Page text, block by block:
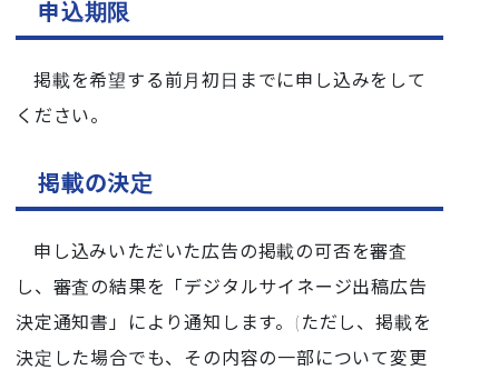
申込期限
掲載を希望する前月初日までに申し込みをして
ください。
掲載の決定
申し込みいただいた広告の掲載の可否を審査
し、審査の結果を「デジタルサイネージ出稿広告
決定通知書」により通知します。(ただし、掲載を
決定した場合でも、その内容の一部について変更